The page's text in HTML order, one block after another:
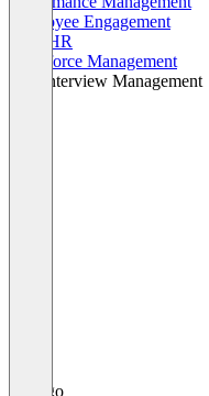
Employee Engagement
Core HR
Workforce Management
Exit Interview Management